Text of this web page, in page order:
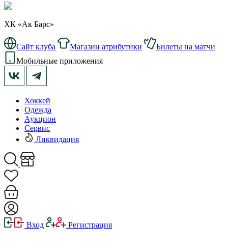
ХК «Ак Барс»
Сайт клуба Магазин атрибутики
Билеты на матчи
Мобильные приложения
Хоккей
Одежда
Аукцион
Сервис
Ликвидация
Вход Регистрация